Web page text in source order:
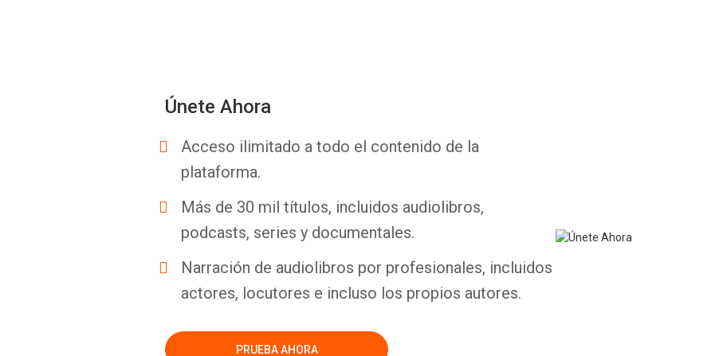
Únete Ahora
Acceso ilimitado a todo el contenido de la
plataforma.
Más de 30 mil títulos, incluidos audiolibros,
podcasts, series y documentales.
Narración de audiolibros por profesionales, incluidos
actores, locutores e incluso los propios autores.
PRUEBA AHORA